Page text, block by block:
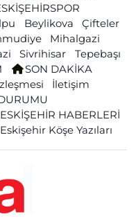
Beylikova
Çifteler
Mihalgazi
Sivrihisar
Tepebaşı
SON DAKİKA
İletişim
ESKİŞEHİR HABERLERİ
Eskişehir Köşe Yazıları